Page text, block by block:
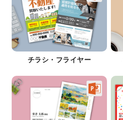
チラシ・フライヤー